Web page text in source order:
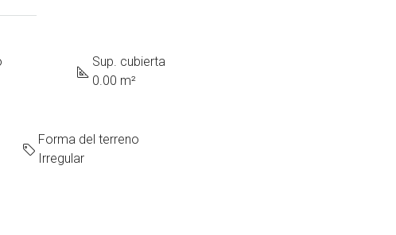
Sup. cubierta
0.00 m²
Forma del terreno
Irregular